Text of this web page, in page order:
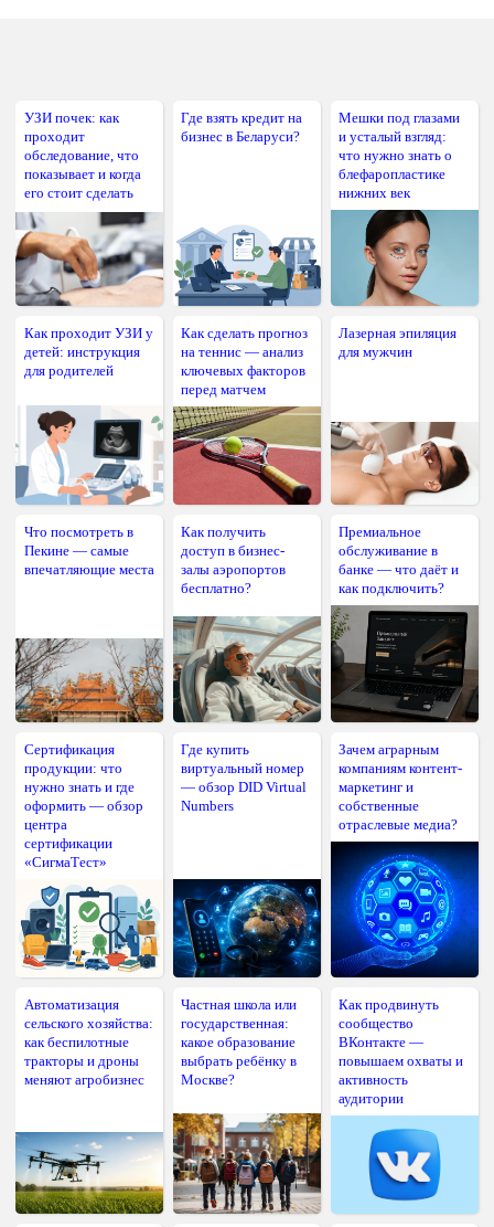
УЗИ почек: как
проходит
обследование, что
показывает и когда
его стоит сделать
Где взять кредит на
бизнес в Беларуси?
Мешки под глазами
и усталый взгляд:
что нужно знать о
блефаропластике
нижних век
Как проходит УЗИ у
детей: инструкция
для родителей
Как сделать прогноз
на теннис — анализ
ключевых факторов
перед матчем
Лазерная эпиляция
для мужчин
Что посмотреть в
Пекине — самые
впечатляющие места
Как получить
доступ в бизнес-
залы аэропортов
бесплатно?
Премиальное
обслуживание в
банке — что даёт и
как подключить?
Сертификация
продукции: что
нужно знать и где
оформить — обзор
центра
сертификации
«СигмаТест»
Где купить
виртуальный номер
— обзор DID Virtual
Numbers
Зачем аграрным
компаниям контент-
маркетинг и
собственные
отраслевые медиа?
Автоматизация
сельского хозяйства:
как беспилотные
тракторы и дроны
меняют агробизнес
Частная школа или
государственная:
какое образование
выбрать ребёнку в
Москве?
Как продвинуть
сообщество
ВКонтакте —
повышаем охваты и
активность
аудитории